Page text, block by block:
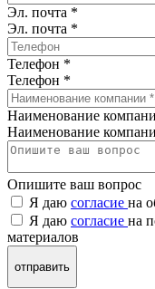
Эл. почта *
Эл. почта *
Телефон *
Телефон *
Наименование
Наименование
Опишите ваш вопрос
Я даю согласие на
Я даю согласие на
материалов
отправить